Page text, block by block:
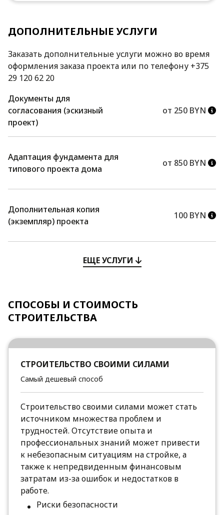
ДОПОЛНИТЕЛЬНЫЕ УСЛУГИ
Заказать дополнительные услуги можно во время
оформления заказа проекта или по телефону +375
29 120 62 20
Документы для
согласования (эскизный
проект)
от 250 BYN
Адаптация фундамента для
типового проекта дома
от 850 BYN
Дополнительная копия
(экземпляр) проекта
100 BYN
ЕЩЕ УСЛУГИ
СПОСОБЫ И СТОИМОСТЬ
СТРОИТЕЛЬСТВА
СТРОИТЕЛЬСТВО СВОИМИ СИЛАМИ
Самый дешевый способ
Строительство своими силами может стать
источником множества проблем и
трудностей. Отсутствие опыта и
профессиональных знаний может привести
к небезопасным ситуациям на стройке, а
также к непредвиденным финансовым
затратам из-за ошибок и недостатков в
работе.
Риски безопасности